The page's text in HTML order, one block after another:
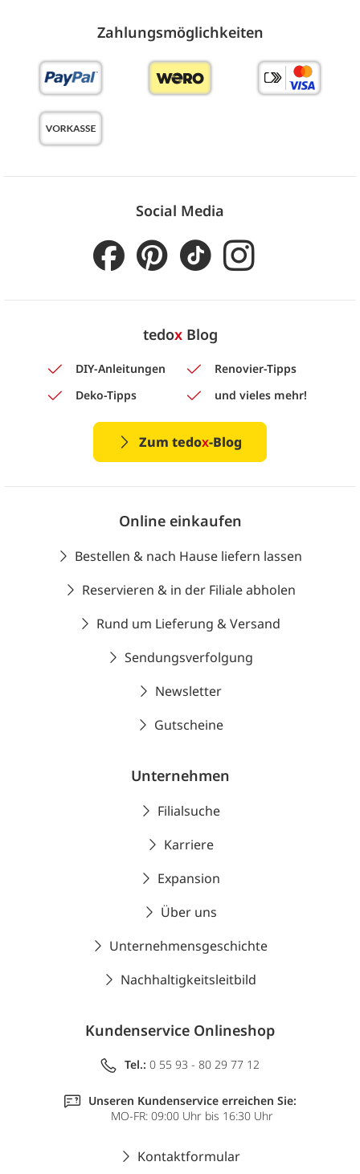
Zahlungs­möglich­keiten
Social Media
tedoxBlog
DIY-Anleitungen
Renovier-Tipps
Deko-Tipps
und vieles mehr!
Zum tedox-Blog
Online einkaufen
Bestellen & nach Hause liefern lassen
Reservieren & in der Filiale abholen
Rund um Lieferung & Versand
Sendungsverfolgung
Newsletter
Gutscheine
Unternehmen
Filialsuche
Karriere
Expansion
Über uns
Unternehmensgeschichte
Nachhaltigkeitsleitbild
Kundenservice Onlineshop
Tel.: 0 55 93 - 80 29 77 12
Unseren Kundenservice erreichen Sie:
MO-FR: 09:00 Uhr bis 16:30 Uhr
Kontaktformular